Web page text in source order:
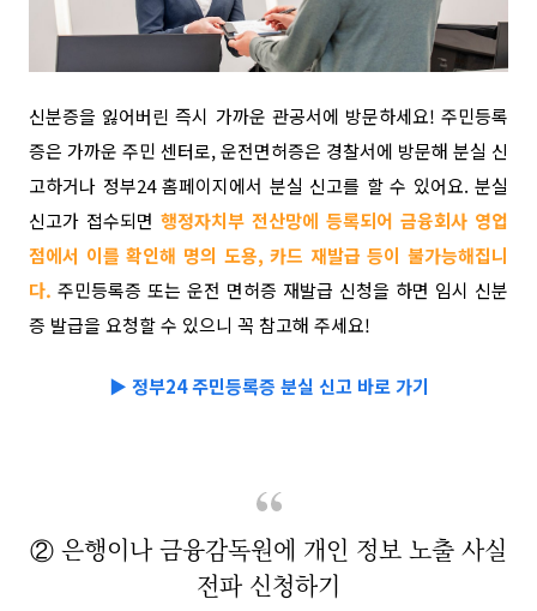
신분증을 잃어버린 즉시 가까운 관공서에 방문하세요! 주민등록
증은 가까운 주민 센터로, 운전면허증은 경찰서에 방문해 분실 신
고하거나 정부24 홈페이지에서 분실 신고를 할 수 있어요. 분실
신고가 접수되면 행정자치부 전산망에 등록되어 금융회사 영업
점에서 이를 확인해 명의 도용, 카드 재발급 등이 불가능해집니
다. 주민등록증 또는 운전 면허증 재발급 신청을 하면 임시 신분
증 발급을 요청할 수 있으니 꼭 참고해 주세요!
▶ 정부24 주민등록증 분실 신고 바로 가기
② 은행이나 금융감독원에 개인 정보 노출 사실
전파 신청하기